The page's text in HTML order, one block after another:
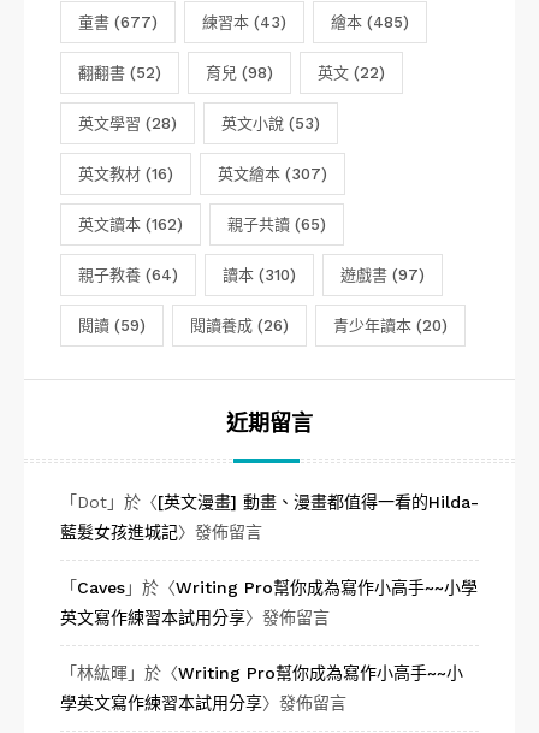
童書 (677) 練習本 (43) 繪本 (485)
翻翻書 (52) 育兒 (98) 英文 (22)
英文學習 (28) 英文小說 (53)
英文教材 (16) 英文繪本 (307)
英文讀本 (162) 親子共讀 (65)
親子教養 (64) 讀本 (310) 遊戲書 (97)
閱讀 (59) 閱讀養成 (26) 青少年讀本 (20)
近期留言
「 Dot」於〈[英文漫畫] 動畫、漫畫都值得一看的Hilda-
藍髮女孩進城記〉發佈留言
「 Caves」於〈Writing Pro幫你成為寫作小高手~~小學
英文寫作練習本試用分享〉發佈留言
「林紘暉 」於〈Writing Pro幫你成為寫作小高手~~小
學英文寫作練習本試用分享〉發佈留言